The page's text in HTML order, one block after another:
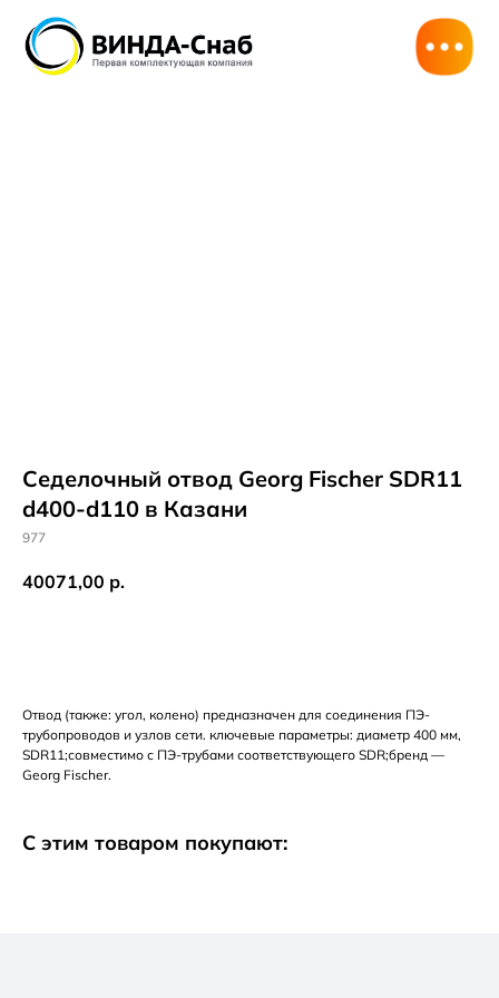
Седелочный отвод Georg Fischer SDR11
d400-d110 в Казани
977
40071,00 р.
Отвод (также: угол, колено) предназначен для соединения ПЭ-
трубопроводов и узлов сети. ключевые параметры: диаметр 400 мм,
SDR11;совместимо с ПЭ-трубами соответствующего SDR;бренд —
Georg Fischer.
С этим товаром покупают: